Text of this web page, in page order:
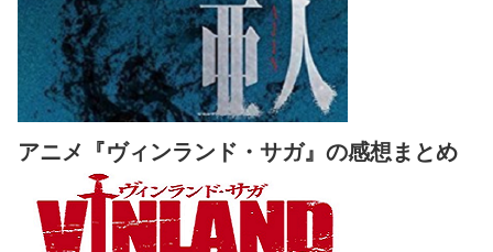
アニメ『ヴィンランド・サガ』の感想まとめ